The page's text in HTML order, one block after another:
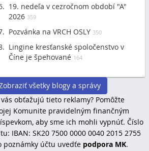
19. nedeľa v cezročnom období "A"
2026 359
Pozvánka na VRCH OSLY 350
Lingine kresťanské spoločenstvo v
Číne je špehované 164
všetky blogy a správy
obťažujú tieto reklamy? Pomôžte
Komunite pravidelným finančným
aby sme ich mohli vypnúť. Číslo
IBAN: SK20 7500 0000 0040 2015 2755
poznámky účtu uvedťe podpora MK.